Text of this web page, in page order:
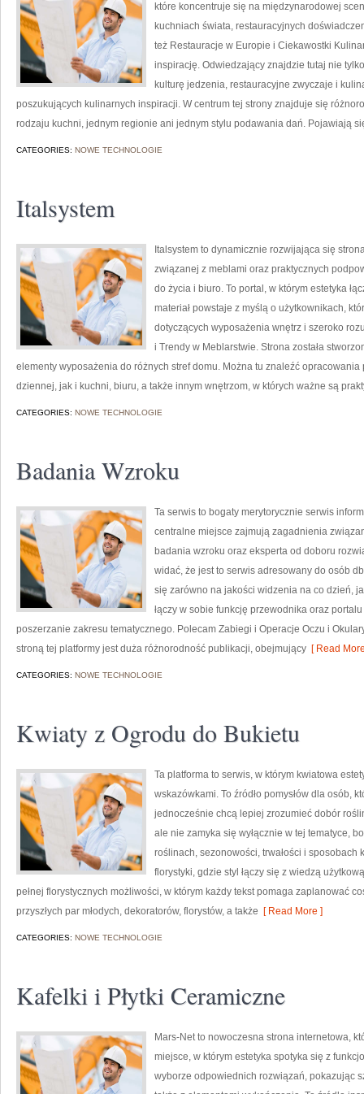
które koncentruje się na międzynarodowej
kuchniach świata, restauracyjnych
też Restauracje w Europie i Ciekawostki
inspirację. Odwiedzający znajdzie tutaj nie
kulturę jedzenia, restauracyjne zwyczaje i
poszukujących kulinarnych inspiracji. W centrum tej strony znajduje się
rodzaju kuchni, jednym regionie ani jednym stylu podawania dań. Pojawiają
CATEGORIES: NOWE TECHNOLOGIE
Italsystem
Italsystem to dynamicznie rozwijająca się
związanej z meblami oraz praktycznych
do życia i biuro. To portal, w którym estetyka
materiał powstaje z myślą o użytkownikach,
dotyczących wyposażenia wnętrz i szeroko
i Trendy w Meblarstwie. Strona została
elementy wyposażenia do różnych stref domu. Można tu znaleźć
dziennej, jak i kuchni, biuru, a także innym wnętrzom, w których ważne są
CATEGORIES: NOWE TECHNOLOGIE
Badania Wzroku
Ta serwis to bogaty merytorycznie serwis
centralne miejsce zajmują zagadnienia
badania wzroku oraz eksperta od doboru
widać, że jest to serwis adresowany do osób
się zarówno na jakości widzenia na co dzień,
łączy w sobie funkcję przewodnika oraz
poszerzanie zakresu tematycznego. Polecam Zabiegi i Operacje Oczu i
stroną tej platformy jest duża różnorodność publikacji, obejmujący [ Read
CATEGORIES: NOWE TECHNOLOGIE
Kwiaty z Ogrodu do Bukietu
Ta platforma to serwis, w którym kwiatowa
wskazówkami. To źródło pomysłów dla osób,
jednocześnie chcą lepiej zrozumieć dobór
ale nie zamyka się wyłącznie w tej tematyce,
roślinach, sezonowości, trwałości i sposobach
florystyki, gdzie styl łączy się z wiedzą
pełnej florystycznych możliwości, w którym każdy tekst pomaga zaplanować
przyszłych par młodych, dekoratorów, florystów, a także [ Read More ]
CATEGORIES: NOWE TECHNOLOGIE
Kafelki i Płytki Ceramiczne
Mars-Net to nowoczesna strona internetowa,
miejsce, w którym estetyka spotyka się z
wyborze odpowiednich rozwiązań, pokazując